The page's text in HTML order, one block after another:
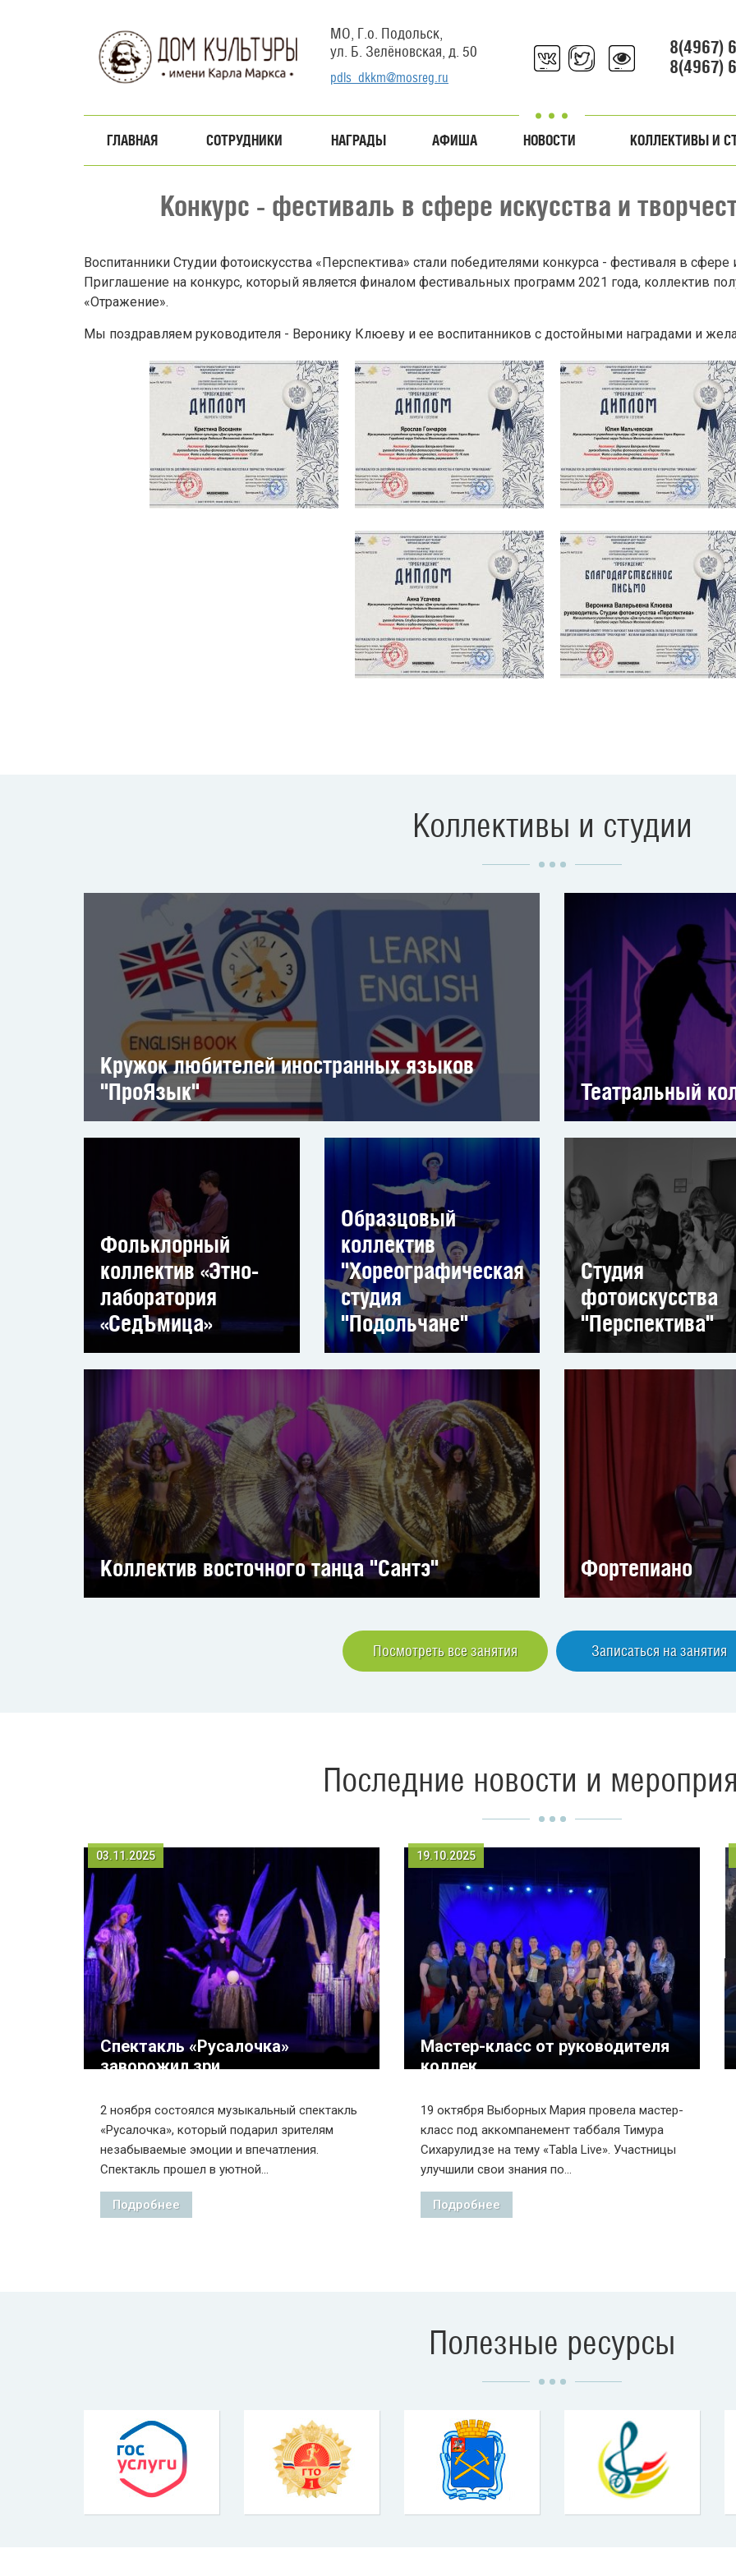
МО, Г.о. Подольск,
ул. Б. Зелёновская, д. 50
pdls_dkkm@mosreg.ru
8(4967)
8(4967)
ГЛАВНАЯ СОТРУДНИКИ НАГРАДЫ АФИША НОВОСТИ КОЛЛЕКТИВЫ И
Конкурс - фестиваль в сфере искусства и
Воспитанники Студии фотоискусства «Перспектива» стали победителями конкурса - фестиваля в
Приглашение на конкурс, который является финалом фестивальных программ 2021 года, коллектив
«Отражение».
Мы поздравляем руководителя - Веронику Клюеву и ее воспитанников с достойными наградами и
Коллективы и студии
Кружок любителей иностранных языков
"ПроЯзык"
Театральный
Фольклорный
коллектив «Этно-
лаборатория
«СедЪмица»
Образцовый
коллектив
"Хореографическая
студия
"Подольчане"
Студия
фотоискусства
"Перспектива"
Коллектив восточного танца "Сантэ" Фортепиано
Посмотреть все занятия Записаться на занятия
Последние новости и
03.11.2025
Спектакль «Русалочка»
заворожил зри...
2 ноября состоялся музыкальный спектакль
«Русалочка», который подарил зрителям
незабываемые эмоции и впечатления.
Спектакль прошел в уютной...
Подробнее
19.10.2025
Мастер-класс от руководителя
коллек...
19 октября Выборных Мария провела мастер-
класс под аккомпанемент таббаля Тимура
Сихарулидзе на тему «Tabla Live». Участницы
улучшили свои знания по...
Подробнее
Полезные ресурсы